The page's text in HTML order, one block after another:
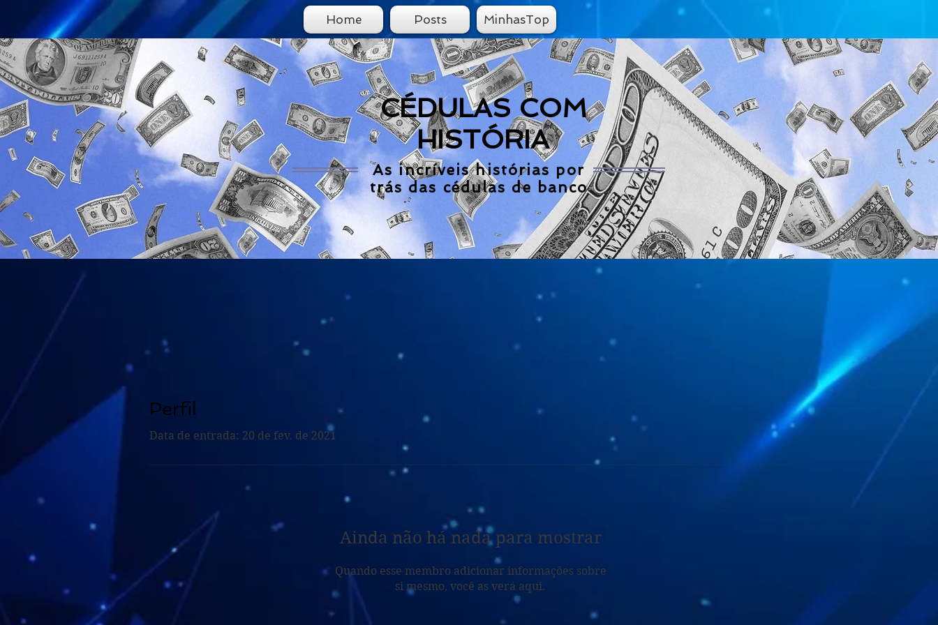
Home Posts MinhasTop
CÉDULAS COM
HISTÓRIA
As incríveis histórias por
trás das cédulas de banco
Perfil
Data de entrada: 20 de fev. de 2021
Ainda não há nada para mostrar
Quando esse membro adicionar informações sobre
si mesmo, você as verá aqui.